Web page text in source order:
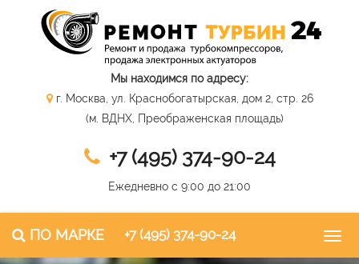
Мы находимся по адресу:
г. Москва, ул. Краснобогатырская, дом 2, стр. 26
(м. ВДНХ, Преображенская площадь)
+7 (495) 374-90-24
Ежедневно с 9:00 до 21:00
ПО МАРКЕ +7 (495) 374-90-24